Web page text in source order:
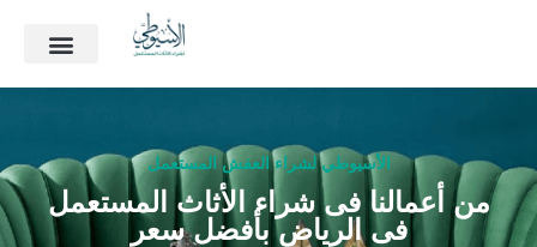
الأسيوطي لشراء العفش المستعمل
من أعمالنا فى شراء الأثاث المستعمل
فى الرياض بأفضل سعر